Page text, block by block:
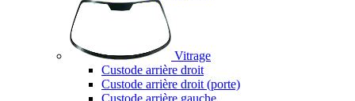
Vitrage
Custode arrière droit
Custode arrière droit (porte)
Custode arrière gauche